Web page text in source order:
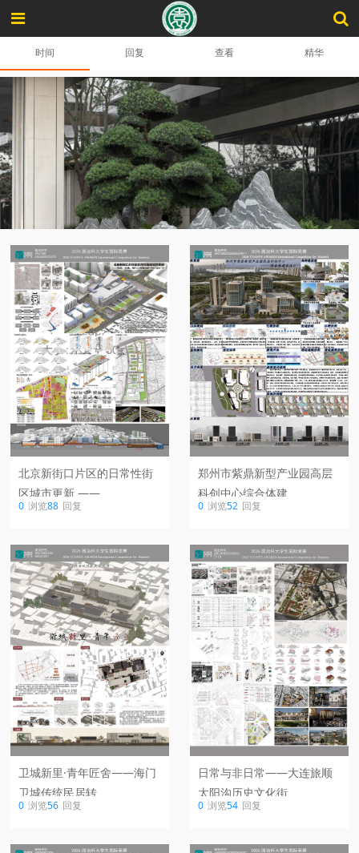
时间 回复 查看 精华
北京新街口片区的日常性街
区城市更新 ——
0 浏览88 回复
卫城新里·青年匠舍——海门
卫城传统民居转
0 浏览56 回复
郑州市紫鼎新型产业园高层
科创中心综合体建
0 浏览52 回复
日常与非日常——大连旅顺
太阳沟历史文化街
0 浏览54 回复